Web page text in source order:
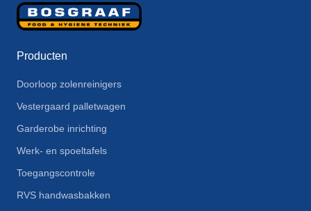
Producten
Doorloop zolenreinigers
Vestergaard palletwagen
Garderobe inrichting
Werk- en spoeltafels
Toegangscontrole
RVS handwasbakken